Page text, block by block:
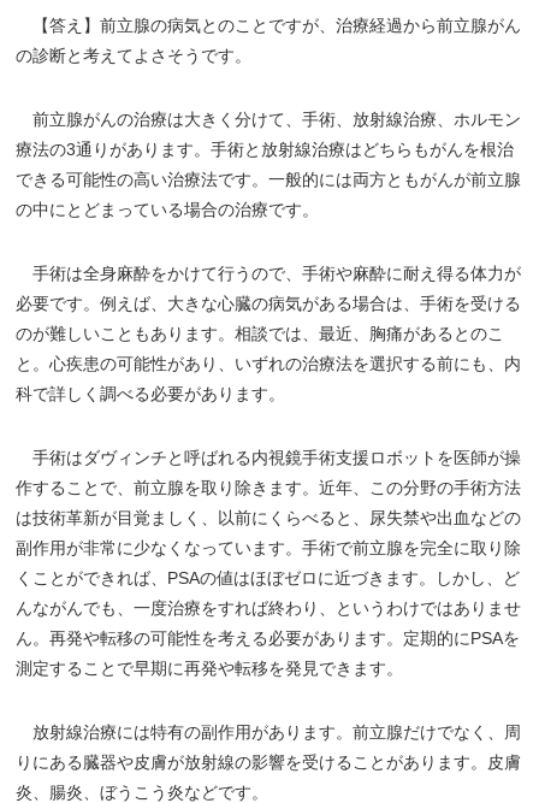
【答え】前立腺の病気とのことですが、治療経過から前立腺がん
の診断と考えてよさそうです。
前立腺がんの治療は大きく分けて、手術、放射線治療、ホルモン
療法の3通りがあります。手術と放射線治療はどちらもがんを根治
できる可能性の高い治療法です。一般的には両方ともがんが前立腺
の中にとどまっている場合の治療です。
手術は全身麻酔をかけて行うので、手術や麻酔に耐え得る体力が
必要です。例えば、大きな心臓の病気がある場合は、手術を受ける
のが難しいこともあります。相談では、最近、胸痛があるとのこ
と。心疾患の可能性があり、いずれの治療法を選択する前にも、内
科で詳しく調べる必要があります。
手術はダヴィンチと呼ばれる内視鏡手術支援ロボットを医師が操
作することで、前立腺を取り除きます。近年、この分野の手術方法
は技術革新が目覚ましく、以前にくらべると、尿失禁や出血などの
副作用が非常に少なくなっています。手術で前立腺を完全に取り除
くことができれば、PSAの値はほぼゼロに近づきます。しかし、ど
んながんでも、一度治療をすれば終わり、というわけではありませ
ん。再発や転移の可能性を考える必要があります。定期的にPSAを
測定することで早期に再発や転移を発見できます。
放射線治療には特有の副作用があります。前立腺だけでなく、周
りにある臓器や皮膚が放射線の影響を受けることがあります。皮膚
炎、腸炎、ぼうこう炎などです。